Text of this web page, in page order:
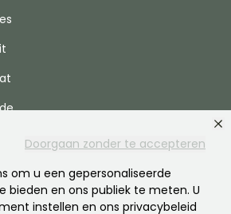
Doorgaan zonder te accepteren
om u een gepersonaliseerde
bieden en ons publiek te meten. U
instellen en ons privacybeleid